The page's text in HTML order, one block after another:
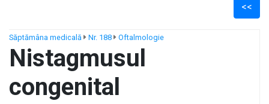
<<
Săptămâna medicală Nr. 188 Oftalmologie
Nistagmusul
congenital